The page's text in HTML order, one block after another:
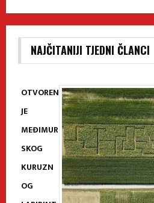
NAJČITANIJI TJEDNI ČLANCI
OTVOREN
JE
MEĐIMUR
SKOG
KURUZN
OG